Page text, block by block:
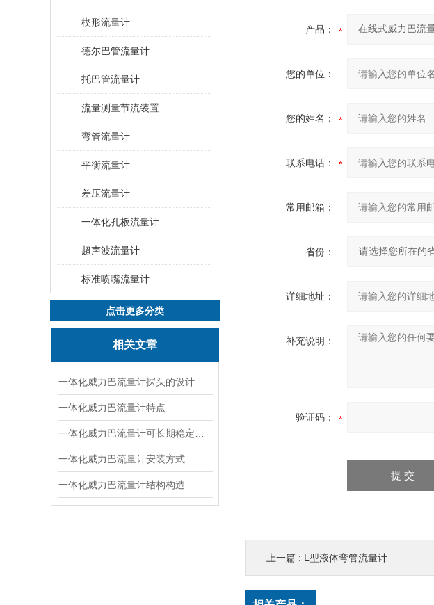
楔形流量计
德尔巴管流量计
托巴管流量计
流量测量节流装置
弯管流量计
平衡流量计
差压流量计
一体化孔板流量计
超声波流量计
标准喷嘴流量计
点击更多分类
相关文章
一体化威力巴流量计特点
一体化威力巴流量计安装方式
一体化威力巴流量计结构构造
产品：
您的单位：
您的姓名：
联系电话：
常用邮箱：
省份：
详细地址：
补充说明：
验证码：
上一篇 : L型液体弯管流量计